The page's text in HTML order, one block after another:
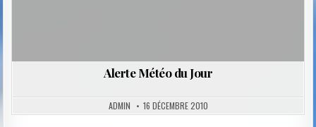
Alerte Météo du Jour
ADMIN 16 DÉCEMBRE 2010